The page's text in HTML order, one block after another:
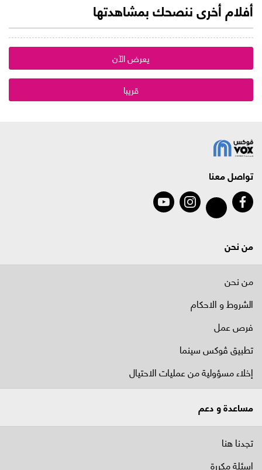
أفلام أخرى ننصحك بمشاهدتها
يعرض الآن
قريبا
تواصل معنا
من نحن
من نحن
الشروط و الاحكام
فرص عمل
تطبيق ڤوكس سينما
إخلاء مسؤولية من عمليات الاحتيال
مساعدة و دعم
تجدنا هنا
اسئلة مكررة